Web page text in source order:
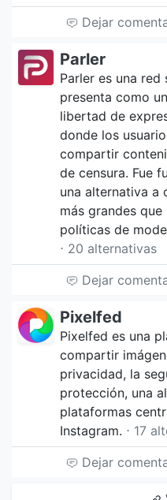
Dejar
Parler
Parler es una red
presenta como
libertad de
donde los
compartir
de censura. Fue
una alternativa a
más grandes
políticas de
⋅ 20 alternativas
Dejar
Pixelfed
Pixelfed es una
compartir
privacidad, la
protección, una
plataformas
Instagram. ⋅ 17
Dejar